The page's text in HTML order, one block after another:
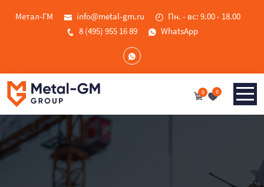
Метал-ГМ info@metal-gm.ru
Пн. - вс: 9.00 - 18.00
8 (495) 955 16 89
WhatsApp
0 0